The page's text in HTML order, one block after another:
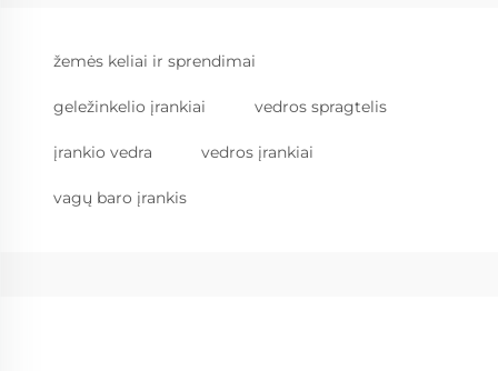
žemės keliai ir sprendimai
geležinkelio įrankiai vedros spragtelis
įrankio vedra vedros įrankiai
vagų baro įrankis